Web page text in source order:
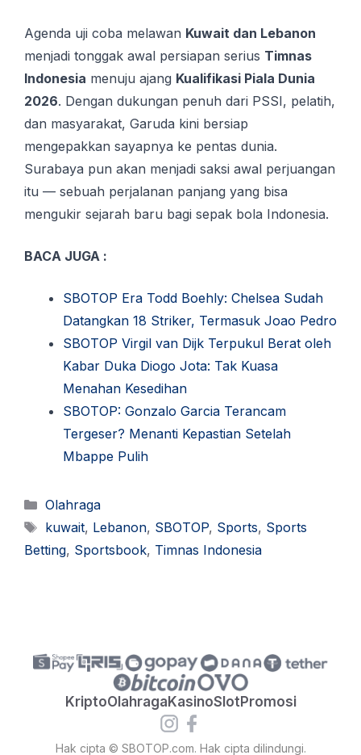
Agenda uji coba melawan Kuwait dan Lebanon
menjadi tonggak awal persiapan serius Timnas
Indonesia menuju ajang Kualifikasi Piala Dunia
2026. Dengan dukungan penuh dari PSSI, pelatih,
dan masyarakat, Garuda kini bersiap
mengepakkan sayapnya ke pentas dunia.
Surabaya pun akan menjadi saksi awal perjuangan
itu — sebuah perjalanan panjang yang bisa
mengukir sejarah baru bagi sepak bola Indonesia.
BACA JUGA :
SBOTOP Era Todd Boehly: Chelsea Sudah
Datangkan 18 Striker, Termasuk Joao Pedro
SBOTOP Virgil van Dijk Terpukul Berat oleh
Kabar Duka Diogo Jota: Tak Kuasa
Menahan Kesedihan
SBOTOP: Gonzalo Garcia Terancam
Tergeser? Menanti Kepastian Setelah
Mbappe Pulih
Kategori
Olahraga
Tag
kuwait, Lebanon, SBOTOP, Sports, Sports
Betting, Sportsbook, Timnas Indonesia
KriptoOlahragaKasinoSlotPromosi
Hak cipta © SBOTOP.com. Hak cipta dilindungi.